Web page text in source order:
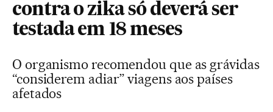
contra o zika só deverá ser
testada em 18 meses
O organismo recomendou que as grávidas
“considerem adiar” viagens aos países
afetados